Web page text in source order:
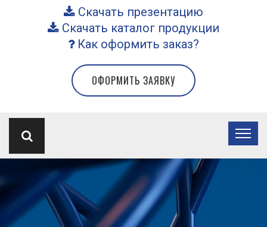
Скачать презентацию
Скачать каталог продукции
Как оформить заказ?
ОФОРМИТЬ ЗАЯВКУ